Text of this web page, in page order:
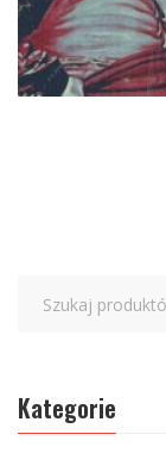
Kategorie